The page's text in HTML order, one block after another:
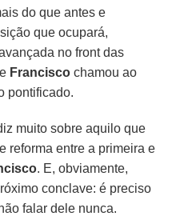
do que antes e
que ocupará,
no front das
Francisco chamou ao
pontificado.
muito sobre aquilo que
reforma entre a primeira e
. E, obviamente,
conclave: é preciso
falar dele nunca.